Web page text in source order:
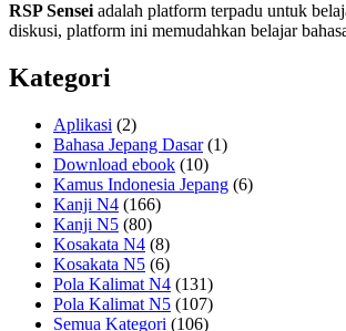
RSP Sensei adalah platform terpadu untuk
diskusi, platform ini memudahkan belajar
Kategori
Aplikasi (2)
Bahasa Jepang Dasar(1)
Download ebook (10)
Kamus Indonesia Jepang (6)
Kanji N4 (166)
Kanji N5 (80)
Kosakata N4 (8)
Kosakata N5 (6)
Pola Kalimat N4 (131)
Pola Kalimat N5 (107)
Semua Kategori (106)